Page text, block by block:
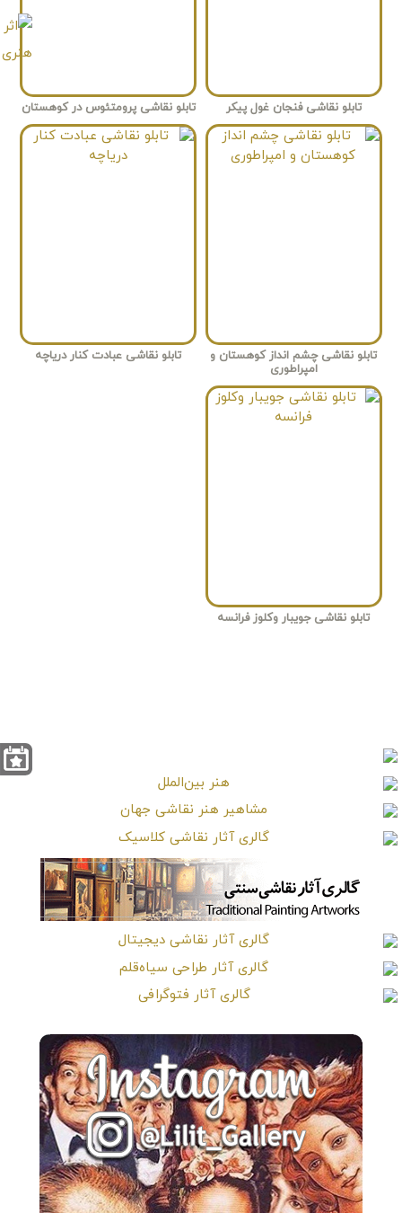
تابلو نقاشی فنجان غول پیکر تابلو نقاشی پرومتئوس در کوهستان
تابلو نقاشی چشم انداز کوهستان و
امپراطوری
تابلو نقاشی عبادت کنار دریاچه
تابلو نقاشی جویبار وکلوز فرانسه